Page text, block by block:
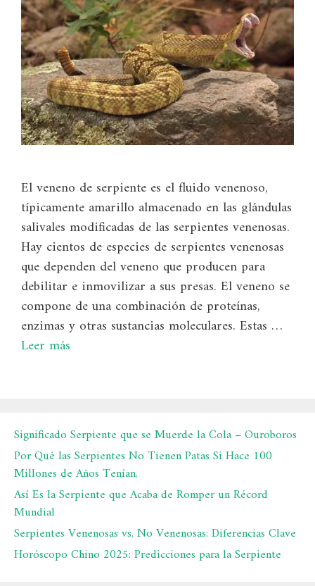
El veneno de serpiente es el fluido venenoso,
típicamente amarillo almacenado en las glándulas
salivales modificadas de las serpientes venenosas.
Hay cientos de especies de serpientes venenosas
que dependen del veneno que producen para
debilitar e inmovilizar a sus presas. El veneno se
compone de una combinación de proteínas,
enzimas y otras sustancias moleculares. Estas …
Leer más
Significado Serpiente que se Muerde la Cola – Ouroboros
Por Qué las Serpientes No Tienen Patas Si Hace 100
Millones de Años Tenían.
Así Es la Serpiente que Acaba de Romper un Récord
Mundial
Serpientes Venenosas vs. No Venenosas: Diferencias Clave
Horóscopo Chino 2025: Predicciones para la Serpiente